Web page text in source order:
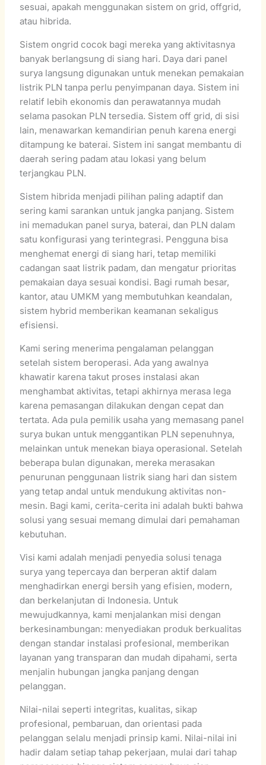
sesuai, apakah menggunakan sistem on grid, offgrid,
atau hibrida.
Sistem ongrid cocok bagi mereka yang aktivitasnya
banyak berlangsung di siang hari. Daya dari panel
surya langsung digunakan untuk menekan pemakaian
listrik PLN tanpa perlu penyimpanan daya. Sistem ini
relatif lebih ekonomis dan perawatannya mudah
selama pasokan PLN tersedia. Sistem off grid, di sisi
lain, menawarkan kemandirian penuh karena energi
ditampung ke baterai. Sistem ini sangat membantu di
daerah sering padam atau lokasi yang belum
terjangkau PLN.
Sistem hibrida menjadi pilihan paling adaptif dan
sering kami sarankan untuk jangka panjang. Sistem
ini memadukan panel surya, baterai, dan PLN dalam
satu konfigurasi yang terintegrasi. Pengguna bisa
menghemat energi di siang hari, tetap memiliki
cadangan saat listrik padam, dan mengatur prioritas
pemakaian daya sesuai kondisi. Bagi rumah besar,
kantor, atau UMKM yang membutuhkan keandalan,
sistem hybrid memberikan keamanan sekaligus
efisiensi.
Kami sering menerima pengalaman pelanggan
setelah sistem beroperasi. Ada yang awalnya
khawatir karena takut proses instalasi akan
menghambat aktivitas, tetapi akhirnya merasa lega
karena pemasangan dilakukan dengan cepat dan
tertata. Ada pula pemilik usaha yang memasang panel
surya bukan untuk menggantikan PLN sepenuhnya,
melainkan untuk menekan biaya operasional. Setelah
beberapa bulan digunakan, mereka merasakan
penurunan penggunaan listrik siang hari dan sistem
yang tetap andal untuk mendukung aktivitas non-
mesin. Bagi kami, cerita-cerita ini adalah bukti bahwa
solusi yang sesuai memang dimulai dari pemahaman
kebutuhan.
Visi kami adalah menjadi penyedia solusi tenaga
surya yang tepercaya dan berperan aktif dalam
menghadirkan energi bersih yang efisien, modern,
dan berkelanjutan di Indonesia. Untuk
mewujudkannya, kami menjalankan misi dengan
berkesinambungan: menyediakan produk berkualitas
dengan standar instalasi profesional, memberikan
layanan yang transparan dan mudah dipahami, serta
menjalin hubungan jangka panjang dengan
pelanggan.
Nilai-nilai seperti integritas, kualitas, sikap
profesional, pembaruan, dan orientasi pada
pelanggan selalu menjadi prinsip kami. Nilai-nilai ini
hadir dalam setiap tahap pekerjaan, mulai dari tahap